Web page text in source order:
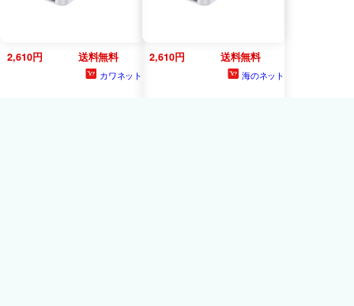
2,610円 送料無料
カワネット
2,610円 送料無料
海のネット